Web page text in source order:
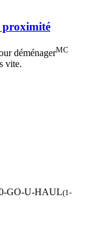
proximité
déménagerMC
vite.
GO-U-HAUL(1-